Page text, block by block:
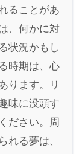
ることがあ
、何かに対
状況かもし
時期は、心
ります。リ
味に没頭す
ださい。周
れる夢は、